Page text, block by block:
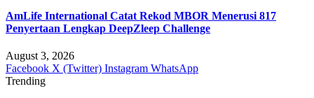
AmLife International Catat Rekod MBOR Menerusi 817
Penyertaan Lengkap DeepZleep Challenge
August 3, 2026
Facebook X (Twitter) Instagram WhatsApp
Trending